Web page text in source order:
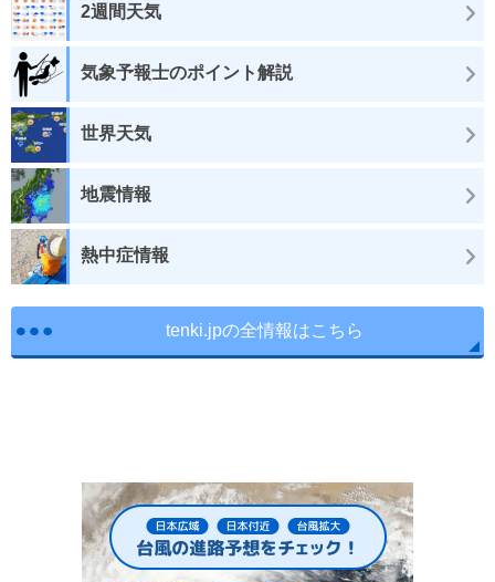
2週間天気
気象予報士のポイント解説
世界天気
地震情報
熱中症情報
tenki.jpの全情報はこちら